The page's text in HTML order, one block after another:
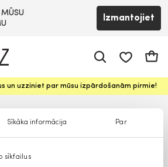
Sīkāka informācija Par
sīkfailus
Izmantojiet
un uzziniet par mūsu izpārdošanām pirmie!